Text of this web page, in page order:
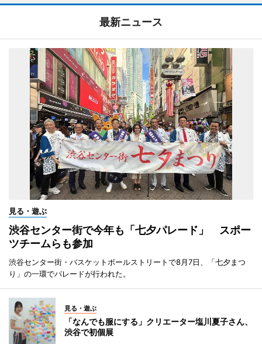
最新ニュース
見る・遊ぶ
渋谷センター街で今年も「七夕パレード」 スポー
ツチームらも参加
渋谷センター街・バスケットボールストリートで8月7日、「七夕まつ
り」の一環でパレードが行われた。
見る・遊ぶ
「なんでも服にする」クリエーター塩川夏子さん、
渋谷で初個展